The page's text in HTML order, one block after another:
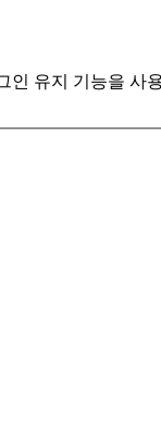
유지 기능을